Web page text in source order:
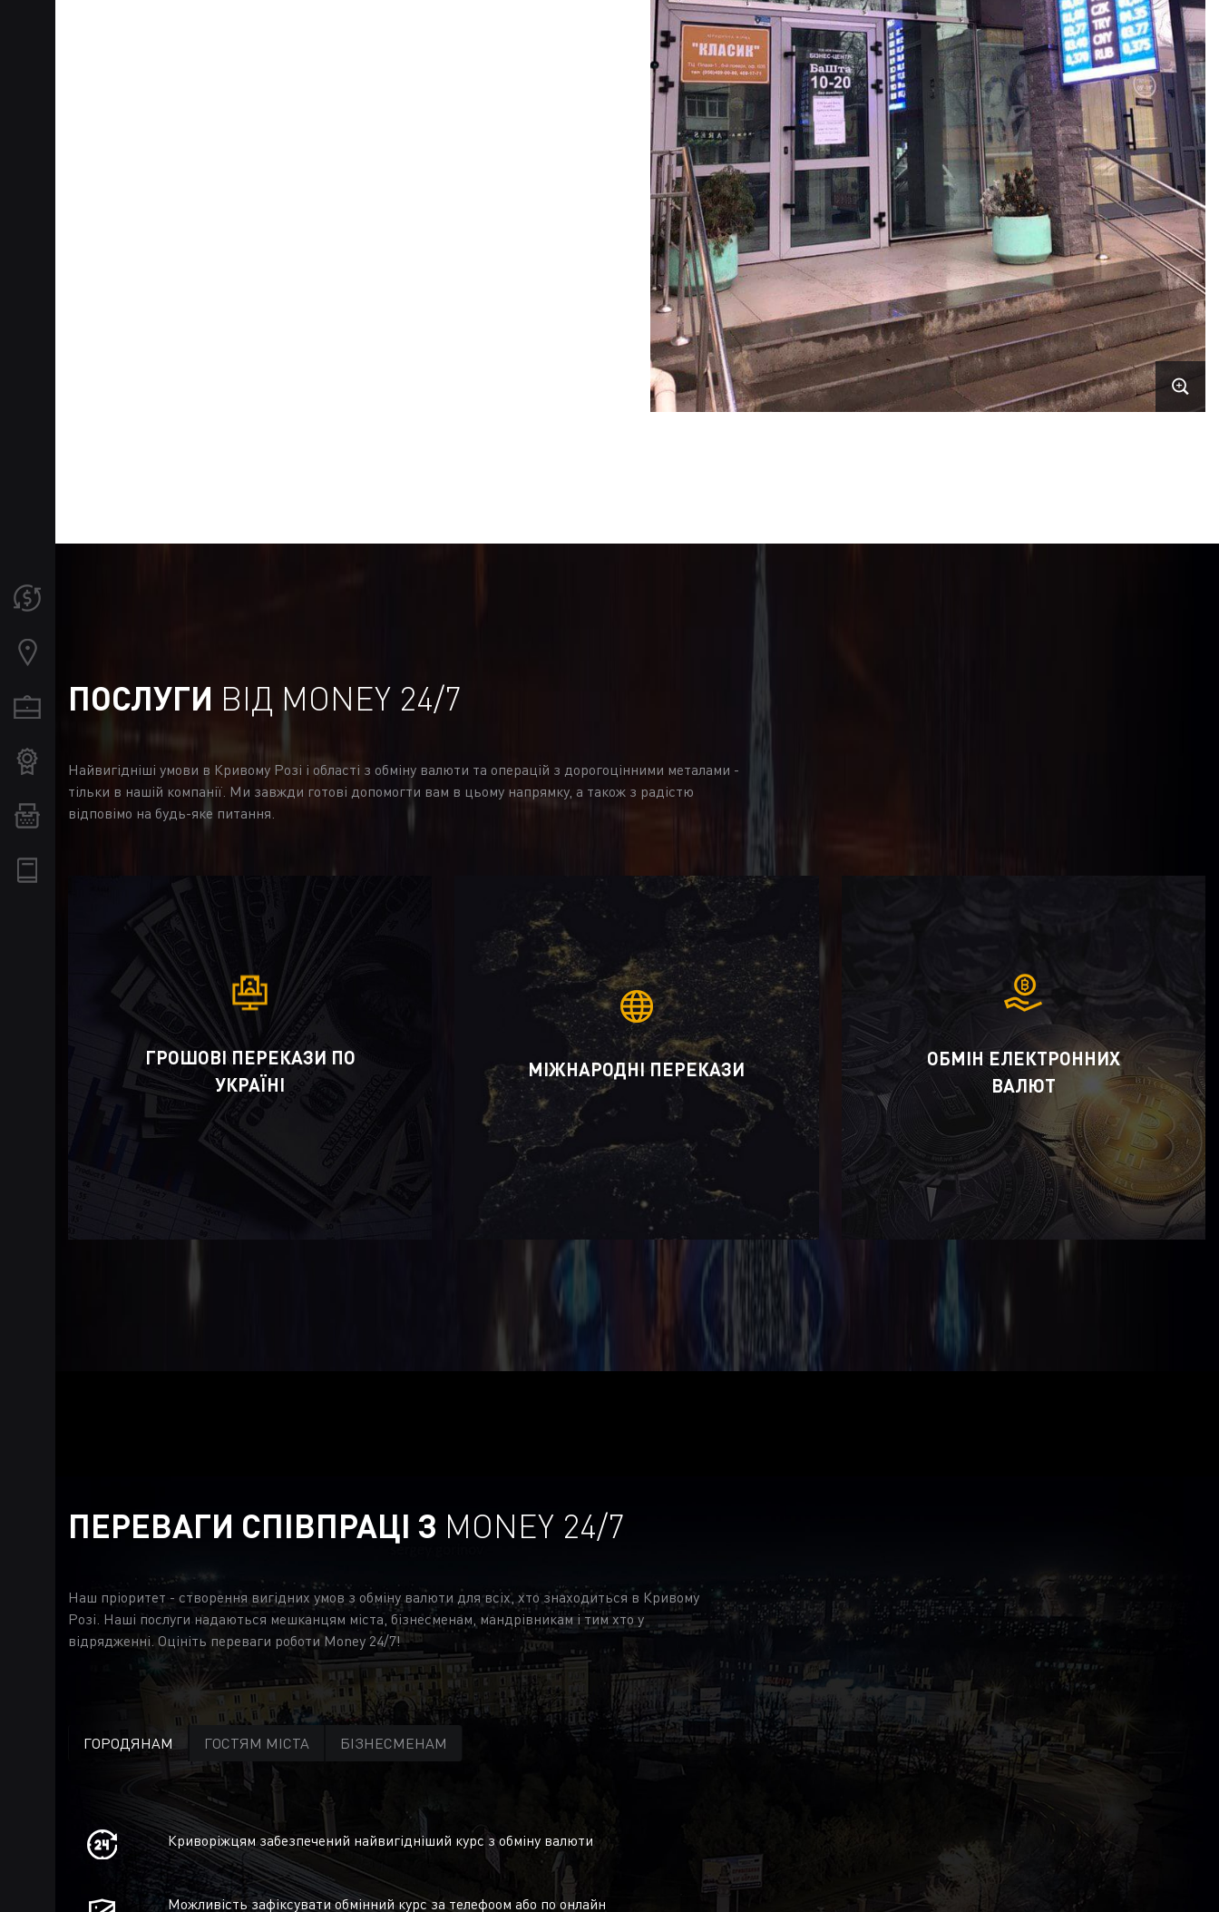
ПОСЛУГИ ВІД MONEY 24/7
Найвигідніші умови в Кривому Розі і області з обміну валюти та операцій з дорогоцінними металами -
тільки в нашій компанії. Ми завжди готові допомогти вам в цьому напрямку, а також з радістю
відповімо на будь-яке питання.
ГРОШОВІ ПЕРЕКАЗИ ПО
УКРАЇНІ
МІЖНАРОДНІ ПЕРЕКАЗИ
ОБМІН ЕЛЕКТРОННИХ
ВАЛЮТ
ПЕРЕВАГИ СПІВПРАЦІ З MONEY 24/7
Наш пріоритет - створення вигідних умов з обміну валюти для всіх, хто знаходиться в Кривому
Розі. Наші послуги надаються мешканцям міста, бізнесменам, мандрівникам і тим хто у
відрядженні. Оцініть переваги роботи Money 24/7!
ГОРОДЯНАМ ГОСТЯМ МІСТА БІЗНЕСМЕНАМ
Криворіжцям забезпечений найвигідніший курс з обміну валюти
Можливість зафіксувати обмінний курс за телефоом або по онлайн